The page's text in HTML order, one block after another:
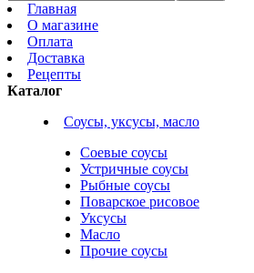
Главная
О магазине
Оплата
Доставка
Рецепты
Каталог
Соусы, уксусы, масло
Соевые соусы
Устричные соусы
Рыбные соусы
Поварское рисовое
Уксусы
Масло
Прочие соусы